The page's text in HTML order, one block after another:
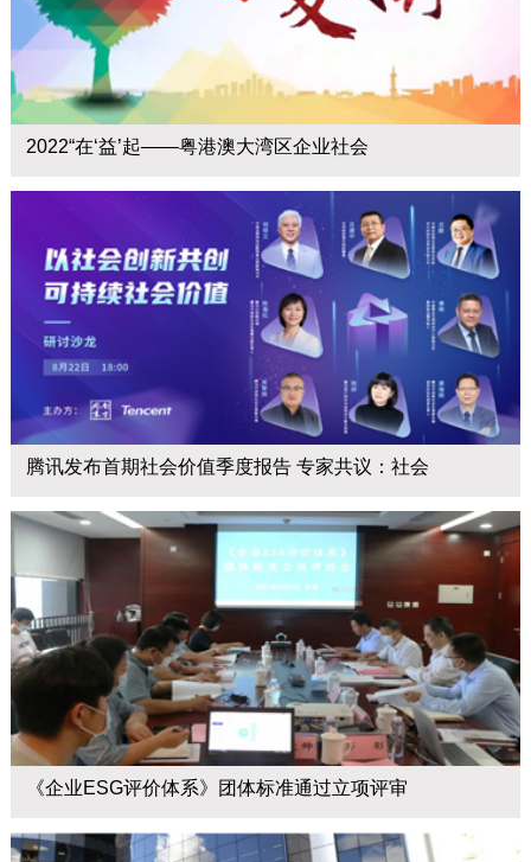
2022“在‘益’起——粤港澳大湾区企业社会
腾讯发布首期社会价值季度报告 专家共议：社会
《企业ESG评价体系》团体标准通过立项评审